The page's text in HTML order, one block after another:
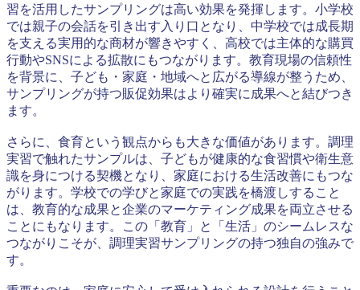
習を活用したサンプリングは高い効果を発揮します。小学校
では親子の会話を引き出す入り口となり、中学校では成長期
を支える実用的な商材が響きやすく、高校では主体的な購買
行動やSNSによる拡散にもつながります。教育現場の信頼性
を背景に、子ども・家庭・地域へと広がる導線が整うため、
サンプリングが持つ販促効果はより確実に成果へと結びつき
ます。
さらに、食育という観点からも大きな価値があります。調理
実習で触れたサンプルは、子どもが健康的な食習慣や衛生意
識を身につける契機となり、家庭における生活改善にもつな
がります。学校での学びと家庭での実践を橋渡しすること
は、教育的な成果と企業のマーケティング成果を両立させる
ことにもなります。この「教育」と「生活」のシームレスな
つながりこそが、調理実習サンプリングの持つ独自の強みで
す。